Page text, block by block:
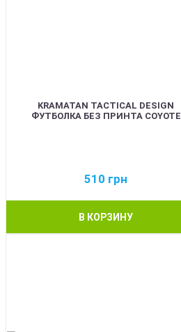
KRAMATAN TACTICAL DESIGN
ФУТБОЛКА БЕЗ ПРИНТА COYOTE
510 грн
В КОРЗИНУ